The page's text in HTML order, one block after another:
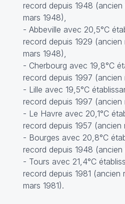
record depuis 1948 (ancien
mars 1948),
- Abbeville avec 20,5°C
record depuis 1929
mars 1948),
- Cherbourg avec 19,8°C
record depuis 1997 (ancien
- Lille avec 19,5°C
record depuis 1997 (ancien
- Le Havre avec 20,1°C
record depuis 1957 (ancien
- Bourges avec 20,8°C
record depuis 1948
- Tours avec 21,4°C
record depuis 1981 (ancien
mars 1981).